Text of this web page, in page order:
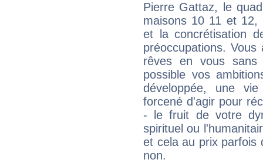
Pierre Gattaz, le
maisons 10 11 et 12,
et la concrétisation
préoccupations.
rêves en vous sans
possible vos
développée, une
forcené d'agir pour
- le fruit de votre
spirituel ou
et cela au prix parfois
non.